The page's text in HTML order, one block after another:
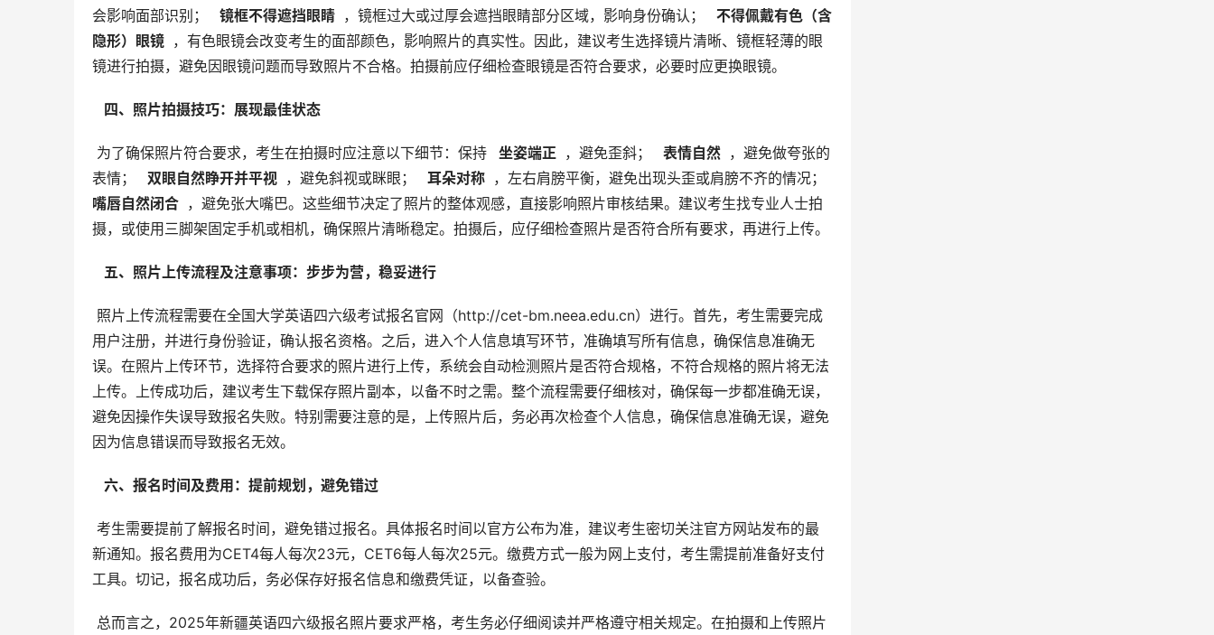
会影响面部识别；
  镜框不得遮挡眼睛
，镜框过大或过厚会遮挡眼睛部分区域，影响身份确认；
  不得佩戴有色（含
隐形）眼镜 ，有色眼镜会改变考生的面部颜色，影响照片的真实性。因此，建议考生选择镜片清晰、镜框轻薄的眼
镜进行拍摄，避免因眼镜问题而导致照片不合格。拍摄前应仔细检查眼镜是否符合要求，必要时应更换眼镜。
  四、照片拍摄技巧：展现最佳状态
为了确保照片符合要求，考生在拍摄时应注意以下细节：保持
  坐姿端正
，避免歪斜；
  表情自然
，避免做夸张的
表情；
  双眼自然睁开并平视
，避免斜视或眯眼；
  耳朵对称
嘴唇自然闭合 ，避免张大嘴巴。这些细节决定了照片的整体观感，直接影响照片审核结果。建议考生找专业人士拍
摄，或使用三脚架固定手机或相机，确保照片清晰稳定。拍摄后，应仔细检查照片是否符合所有要求，再进行上传。
  五、照片上传流程及注意事项：步步为营，稳妥进行
用户注册，并进行身份验证，确认报名资格。之后，进入个人信息填写环节，准确填写所有信息，确保信息准确无
误。在照片上传环节，选择符合要求的照片进行上传，系统会自动检测照片是否符合规格，不符合规格的照片将无法
上传。上传成功后，建议考生下载保存照片副本，以备不时之需。整个流程需要仔细核对，确保每一步都准确无误，
避免因操作失误导致报名失败。特别需要注意的是，上传照片后，务必再次检查个人信息，确保信息准确无误，避免
因为信息错误而导致报名无效。
  六、报名时间及费用：提前规划，避免错过
新通知。报名费用为CET4每人每次23元，CET6每人每次25元。缴费方式一般为网上支付，考生需提前准备好支付
工具。切记，报名成功后，务必保存好报名信息和缴费凭证，以备查验。